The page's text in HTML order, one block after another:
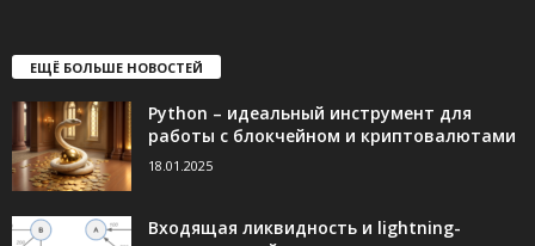
ЕЩЁ БОЛЬШЕ НОВОСТЕЙ
Python – идеальный инструмент для
работы с блокчейном и криптовалютами
18.01.2025
Входящая ликвидность и lightning-